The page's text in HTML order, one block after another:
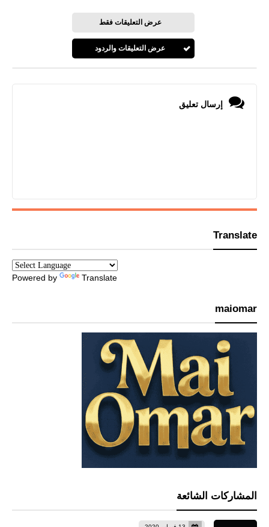
عرض التعليقات فقط
عرض التعليقات والردود
إرسال تعليق
Translate
Powered by Translate
maiomar
المشاركات الشائعة